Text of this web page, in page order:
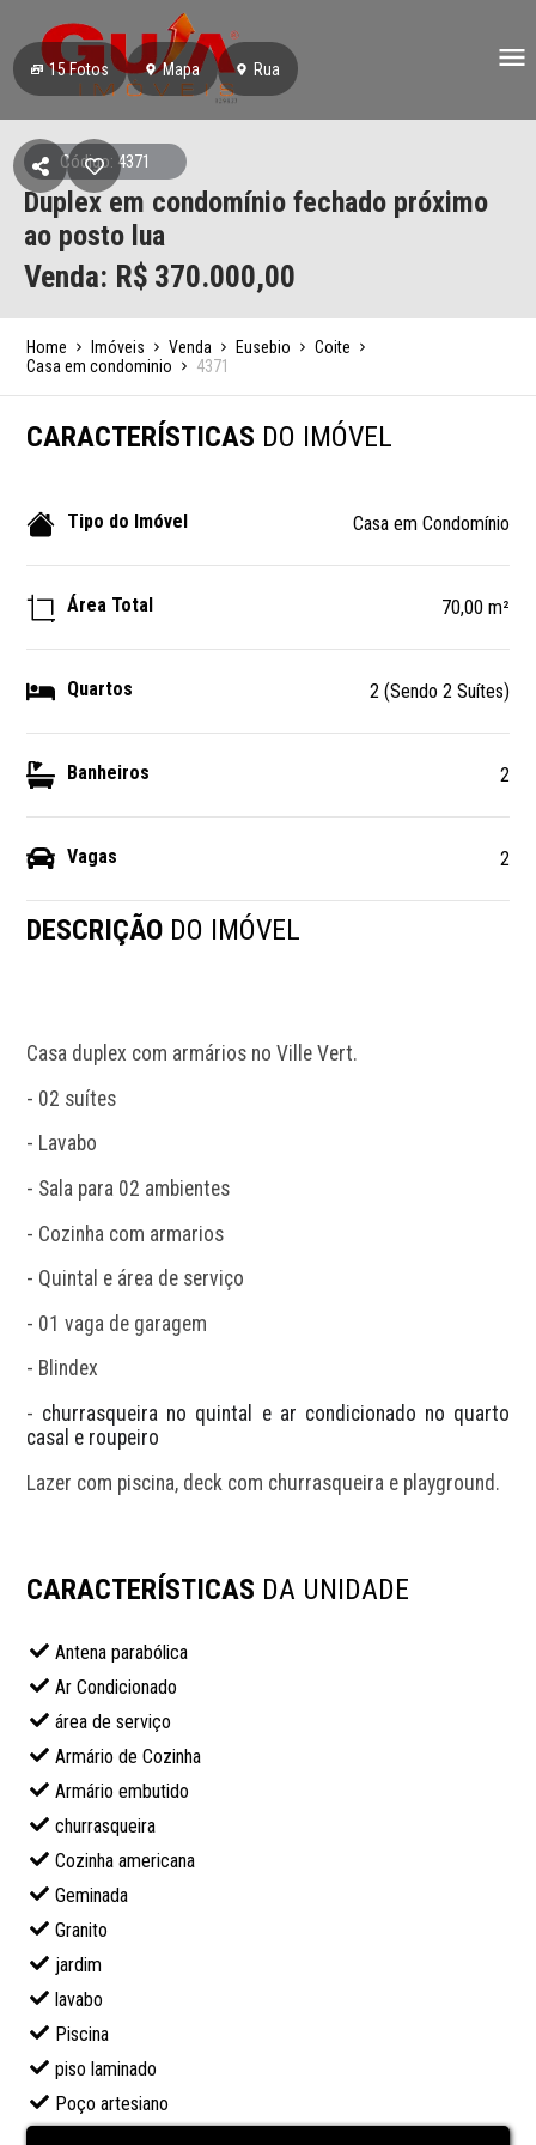
15Fotos Mapa Rua
Código: 4371
Duplex em condomínio fechado próximo
ao posto lua
Venda: R$ 370.000,00
Home Imóveis Venda Eusebio
Coite
Casa em condominio
4371
CARACTERÍSTICAS DO IMÓVEL
Tipo do Imóvel Casa em Condomínio
Área Total 70,00 m²
Quartos 2 (Sendo 2 Suítes)
Banheiros 2
Vagas 2
DESCRIÇÃO DO IMÓVEL
Casa duplex com armários no Ville Vert.
- 02 suítes
- Lavabo
- Sala para 02 ambientes
- Cozinha com armarios
- Quintal e área de serviço
- 01 vaga de garagem
- Blindex
- churrasqueira no quintal e ar condicionado no quarto
casal e roupeiro
Lazer com piscina, deck com churrasqueira e playground.
CARACTERÍSTICAS DA UNIDADE
Antena parabólica
Ar Condicionado
área de serviço
Armário de Cozinha
Armário embutido
churrasqueira
Cozinha americana
Geminada
Granito
jardim
lavabo
Piscina
piso laminado
Poço artesiano